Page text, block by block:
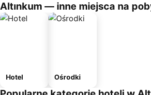
Altınkum — inne miejsca na
Hotel Ośrodki